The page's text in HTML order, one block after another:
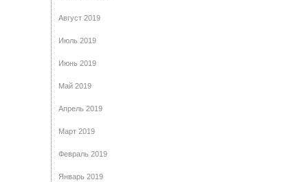
Август 2019
Июль 2019
Июнь 2019
Май 2019
Апрель 2019
Март 2019
Февраль 2019
Январь 2019